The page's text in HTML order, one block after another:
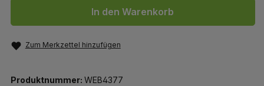
In den Warenkorb
Zum Merkzettel hinzufügen
Produktnummer: WEB4377